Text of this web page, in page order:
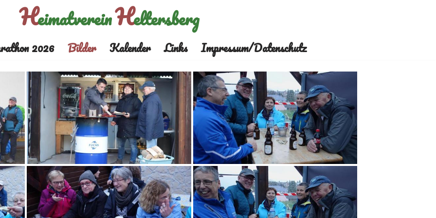
HeimatvereinHeltersberg
2026 Bilder Kalender Links Impressum/Datenschutz